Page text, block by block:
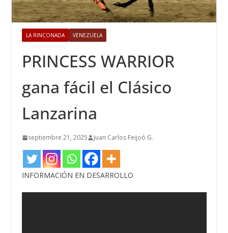
LA RINCONADA VENEZUELA
PRINCESS WARRIOR
gana fácil el Clásico
Lanzarina
septiembre 21, 2025 Juan Carlos Feijoó G.
INFORMACIÓN EN DESARROLLO